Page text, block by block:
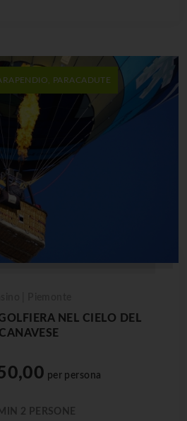
PARACADUTE
NEL CIELO DEL
CANAVESE
per persona
MIN 2 PERSONE